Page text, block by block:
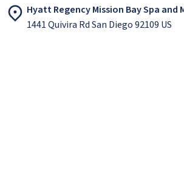
Hyatt Regency Mission Bay Spa and
1441 Quivira Rd San Diego 92109 US